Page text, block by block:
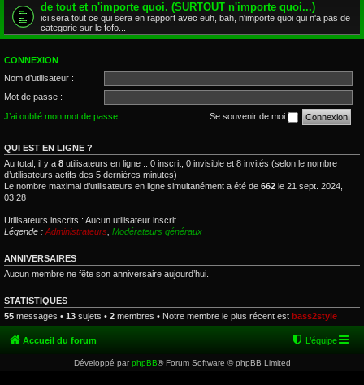
de tout et n'importe quoi. (SURTOUT n'importe quoi...)
ici sera tout ce qui sera en rapport avec euh, bah, n'importe quoi qui n'a pas de
categorie sur le fofo...
CONNEXION
Nom d’utilisateur :
Mot de passe :
J’ai oublié mon mot de passe
Se souvenir de moi
QUI EST EN LIGNE ?
Au total, il y a 8 utilisateurs en ligne :: 0 inscrit, 0 invisible et 8 invités (selon le nombre
d’utilisateurs actifs des 5 dernières minutes)
Le nombre maximal d’utilisateurs en ligne simultanément a été de 662 le 21 sept. 2024,
03:28
Utilisateurs inscrits : Aucun utilisateur inscrit
Légende : Administrateurs Modérateurs généraux
ANNIVERSAIRES
Aucun membre ne fête son anniversaire aujourd’hui.
STATISTIQUES
55 messages • 13 sujets • 2 membres • Notre membre le plus récent est bass2style
Accueil du forum L’équipe
Développé parphpBB® Forum Software © phpBB Limited